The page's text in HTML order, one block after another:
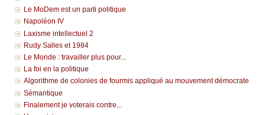
Le MoDem est un parti politique
Napoléon IV
Laxisme intellectuel 2
Rudy Salles et 1984
Le Monde : travailler plus pour...
La foi en la politique
Algorithme de colonies de fourmis appliqué au mouvement démocrate
Sémantique
Finalement je voterais contre...